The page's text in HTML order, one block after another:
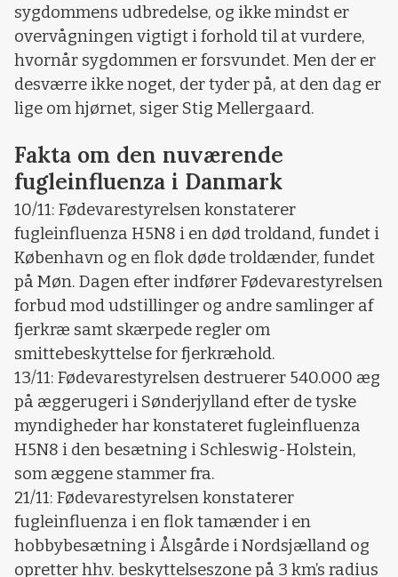
sygdommens udbredelse, og ikke mindst er
overvågningen vigtigt i forhold til at vurdere,
hvornår sygdommen er forsvundet. Men der er
desværre ikke noget, der tyder på, at den dag er
lige om hjørnet, siger Stig Mellergaard.
Fakta om den nuværende
fugleinfluenza i Danmark
10/11: Fødevarestyrelsen konstaterer
fugleinfluenza H5N8 i en død troldand, fundet i
København og en flok døde troldænder, fundet
på Møn. Dagen efter indfører Fødevarestyrelsen
forbud mod udstillinger og andre samlinger af
fjerkræ samt skærpede regler om
smittebeskyttelse for fjerkræhold.
13/11: Fødevarestyrelsen destruerer 540.000 æg
på æggerugeri i Sønderjylland efter de tyske
myndigheder har konstateret fugleinfluenza
H5N8 i den besætning i Schleswig-Holstein,
som æggene stammer fra.
21/11: Fødevarestyrelsen konstaterer
fugleinfluenza i en flok tamænder i en
hobbybesætning i Ålsgårde i Nordsjælland og
opretter hhv. beskyttelseszone på 3 km’s radius